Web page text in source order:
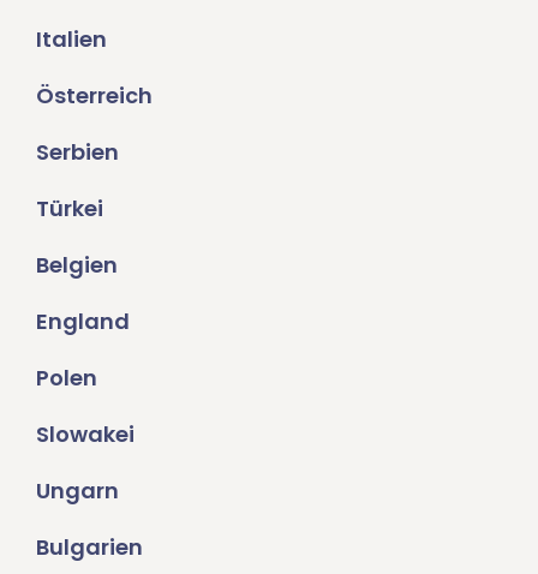
Italien
Österreich
Serbien
Türkei
Belgien
England
Polen
Slowakei
Ungarn
Bulgarien